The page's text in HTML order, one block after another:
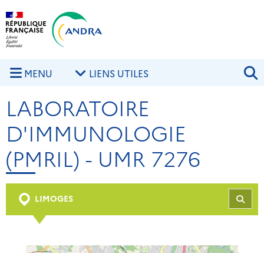
Aller au contenu principal
MENU LIENS UTILES
LABORATOIRE
D'IMMUNOLOGIE
(PMRIL) - UMR 7276
LIMOGES